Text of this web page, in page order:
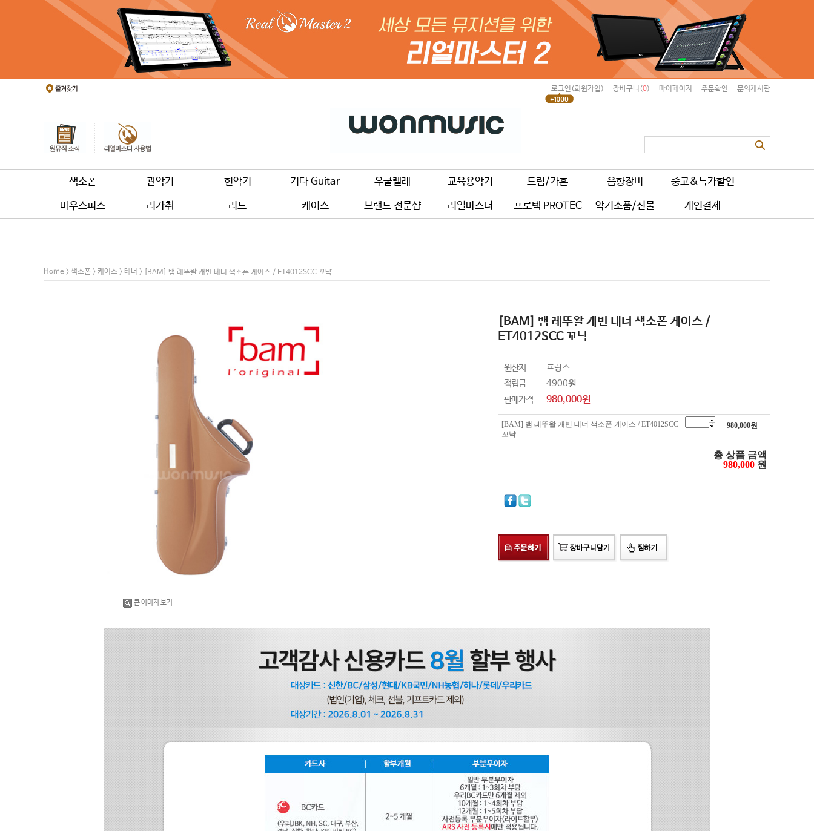
로그인(회원가입) 장바구니(0) 마이페이지 주문확인 문의게시판
색소폰 관악기 현악기 기타 Guitar 우쿨렐레 교육용악기 드럼/카혼 음향장비 중고&특가할인
마우스피스 리가춰 리드 케이스 브랜드 전문샵 리얼마스터 프로텍 PROTEC 악기소품/선물 개인결제
Home > 색소폰 > 케이스 > 테너 > [BAM] 뱀 레뚜왈 캐빈 테너 색소폰 케이스 / ET4012SCC 꼬냑
큰 이미지 보기
[BAM] 뱀 레뚜왈 캐빈 테너 색소폰 케이스 /
ET4012SCC 꼬냑
원산지
프랑스
적립금
4900원
판매가격
980,000원
[BAM] 뱀 레뚜왈 캐빈 테너 색소폰 케이스 / ET4012SCC
꼬냑
980,000원
총 상품 금액
980,000 원